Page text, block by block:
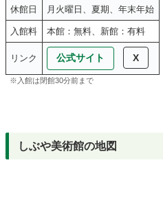
休館日 月火曜日、夏期、年末年始
入館料 本館：無料、新館：有料
リンク 公式サイト X
※入館は閉館30分前まで
しぶや美術館の地図